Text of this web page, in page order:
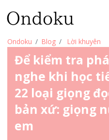
Ondoku Blog Lời khuyên
Để kiểm tra
nghe khi học
22 loại giọng
bản xứ: giọng
em